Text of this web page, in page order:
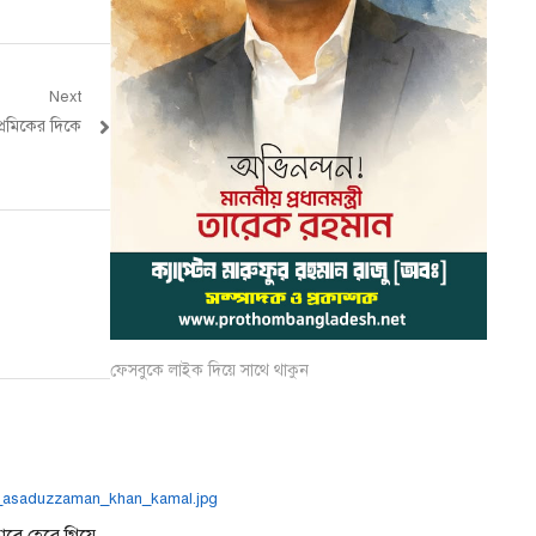
Next
দিকে
ফেসবুকে লাইক দিয়ে সাথে থাকুন